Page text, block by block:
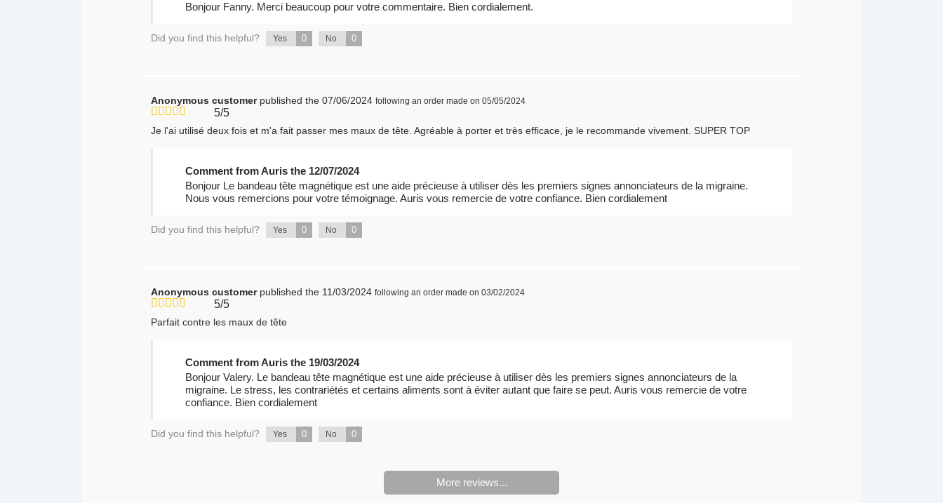
Bonjour Fanny. Merci beaucoup pour votre commentaire. Bien cordialement.
Did you find this helpful? Yes 0 No 0
Anonymous customer published the 07/06/2024 following an order made on 05/05/2024
5/5
Je l'ai utilisé deux fois et m'a fait passer mes maux de tête. Agréable à porter et très efficace, je le recommande vivement. SUPER TOP
Comment from Auris the 12/07/2024
Bonjour Le bandeau tête magnétique est une aide précieuse à utiliser dès les premiers signes annonciateurs de la migraine.
Nous vous remercions pour votre témoignage. Auris vous remercie de votre confiance. Bien cordialement
Did you find this helpful? Yes 0 No 0
Anonymous customer published the 11/03/2024 following an order made on 03/02/2024
5/5
Parfait contre les maux de tête
Comment from Auris the 19/03/2024
Bonjour Valery. Le bandeau tête magnétique est une aide précieuse à utiliser dès les premiers signes annonciateurs de la
migraine. Le stress, les contrariétés et certains aliments sont à éviter autant que faire se peut. Auris vous remercie de votre
confiance. Bien cordialement
Did you find this helpful? Yes 0 No 0
More reviews...